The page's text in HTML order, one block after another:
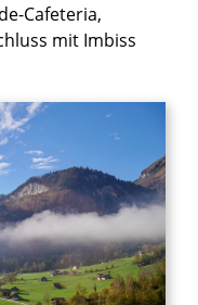
Cafeteria,
mit Imbiss